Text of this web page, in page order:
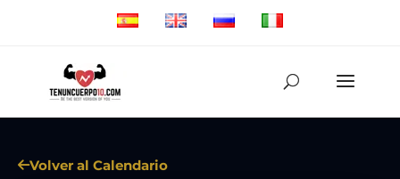
Volver al Calendario